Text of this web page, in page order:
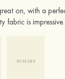
on, with a
fabric is impressive.